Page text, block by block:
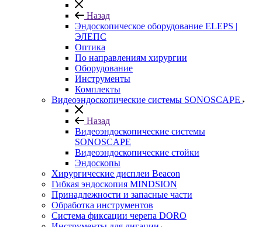
Назад
Эндоскопическое оборудование ELEPS |
ЭЛЕПС
Оптика
По направлениям хирургии
Оборудование
Инструменты
Комплекты
Видеоэндоскопические системы SONOSCAPE
Назад
Видеоэндоскопические системы
SONOSCAPE
Видеоэндоскопические стойки
Эндоскопы
Хирургические дисплеи Beacon
Гибкая эндоскопия MINDSION
Принадлежности и запасные части
Обработка инструментов
Система фиксации черепа DORO